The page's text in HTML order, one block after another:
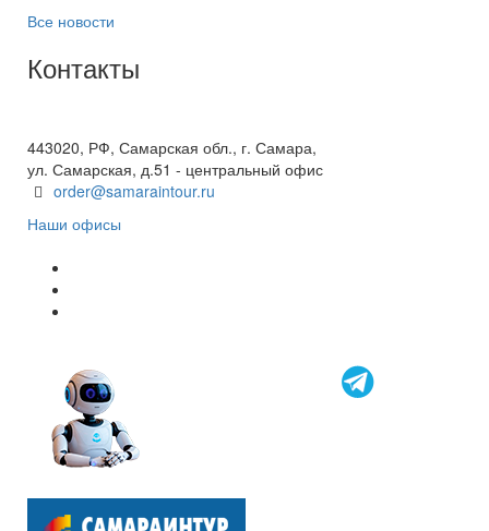
Все новости
Контакты
443020, РФ, Самарская обл., г. Самара,
ул. Самарская, д.51 - центральный офис
order@samaraintour.ru
Наши офисы